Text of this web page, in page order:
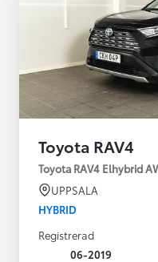
Toyota RAV4
Toyota RAV4 Elhybrid
UPPSALA
HYBRID
Registrerad
06-2019